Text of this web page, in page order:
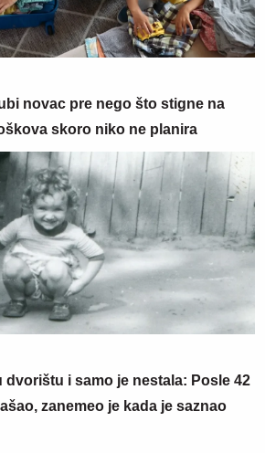
novac pre nego što stigne na
skoro niko ne planira
dvorištu i samo je nestala: Posle 42
zanemeo je kada je saznao